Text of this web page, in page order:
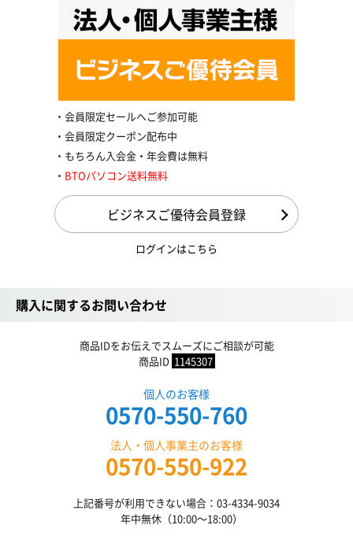
会員限定セールへご参加可能
会員限定クーポン配布中
もちろん入会金・年会費は無料
BTOパソコン送料無料
ビジネスご優待会員登録
ログインはこちら
購入に関するお問い合わせ
商品IDをお伝えでスムーズにご相談が可能
商品ID 1145307
個人のお客様
0570-550-760
法人・個人事業主のお客様
0570-550-922
上記番号が利用できない場合：03-4334-9034
年中無休（10:00〜18:00）